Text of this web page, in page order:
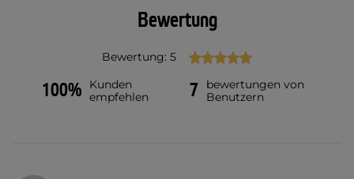
Bewertung
Bewertung: 5
100%
Kunden
empfehlen
7
bewertungen von
Benutzern